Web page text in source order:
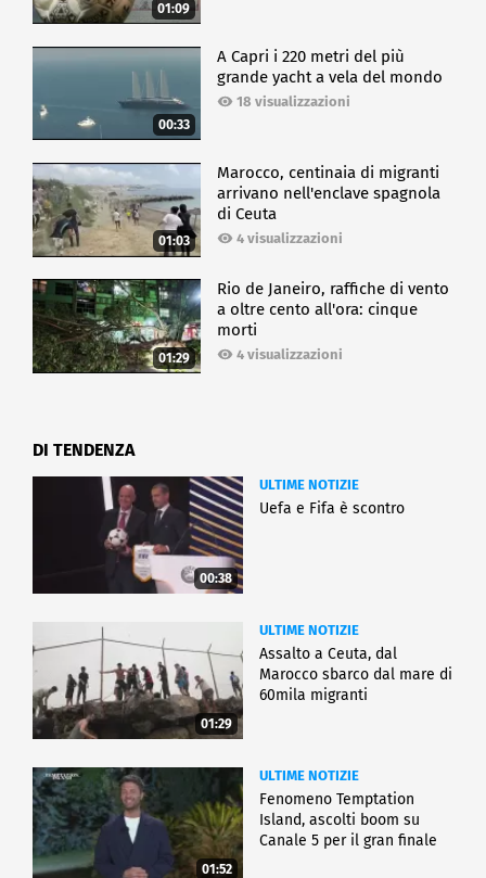
01:09
00:33
A Capri i 220 metri del più
grande yacht a vela del mondo
18 visualizzazioni
01:03
Marocco, centinaia di migranti
arrivano nell'enclave spagnola
di Ceuta
4 visualizzazioni
01:29
Rio de Janeiro, raffiche di vento
a oltre cento all'ora: cinque
morti
4 visualizzazioni
DI TENDENZA
00:38
ULTIME NOTIZIE
Uefa e Fifa è scontro
01:29
ULTIME NOTIZIE
Assalto a Ceuta, dal
Marocco sbarco dal mare di
60mila migranti
01:52
ULTIME NOTIZIE
Fenomeno Temptation
Island, ascolti boom su
Canale 5 per il gran finale